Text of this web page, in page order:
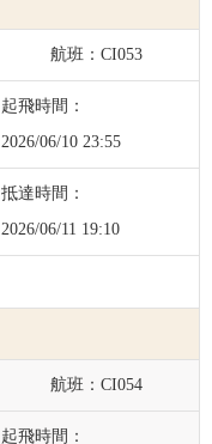
CI053
2026/06/10 23:55
2026/06/11 19:10
CI054